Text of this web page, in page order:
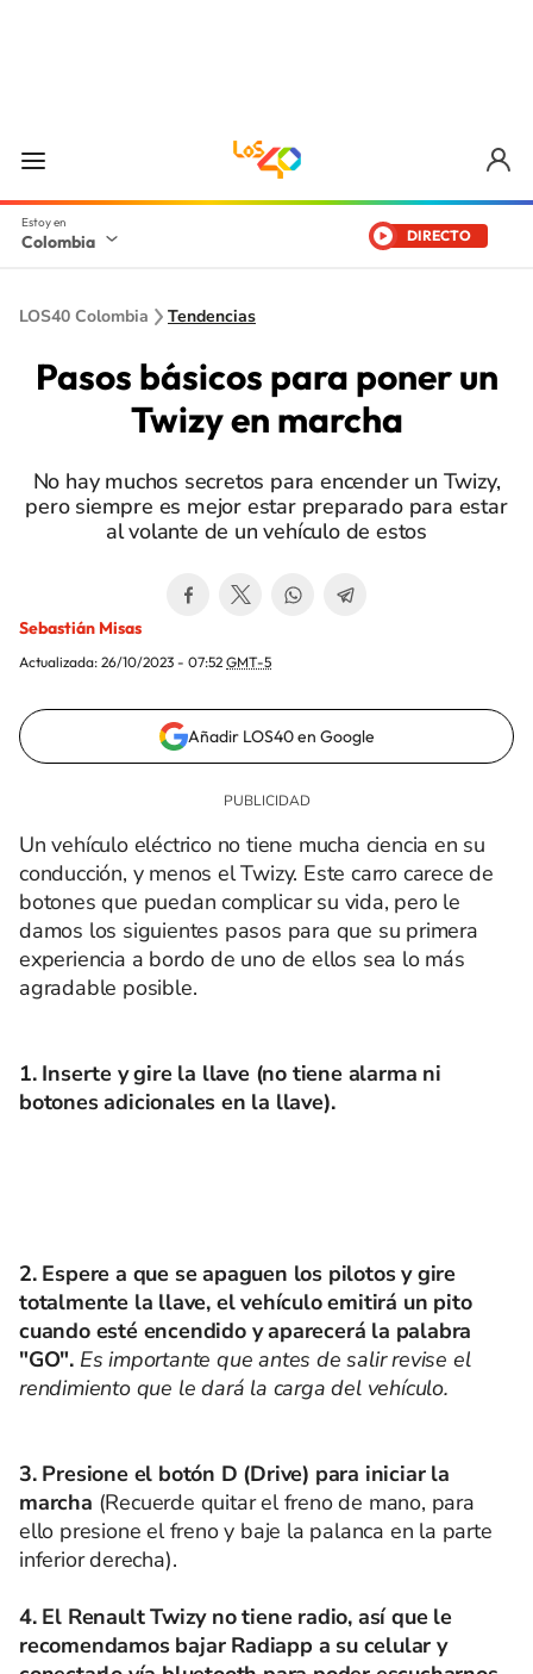
Colombia DIRECTO
LOS40 Colombia Tendencias
Pasos básicos para poner un
Twizy en marcha
No hay muchos secretos para encender un Twizy,
pero siempre es mejor estar preparado para estar
al volante de un vehículo de estos
Sebastián Misas
Actualizada: 26/10/2023 - 07:52 GMT-5
Añadir LOS40 en Google
Un vehículo eléctrico no tiene mucha ciencia en su
conducción, y menos el Twizy. Este carro carece de
botones que puedan complicar su vida, pero le
damos los siguientes pasos para que su primera
experiencia a bordo de uno de ellos sea lo más
agradable posible.
1. Inserte y gire la llave (no tiene alarma ni
botones adicionales en la llave).
2. Espere a que se apaguen los pilotos y gire
totalmente la llave, el vehículo emitirá un pito
cuando esté encendido y aparecerá la palabra
"GO". Es importante que antes de salir revise el
rendimiento que le dará la carga del vehículo.
3. Presione el botón D (Drive) para iniciar la
marcha (Recuerde quitar el freno de mano, para
ello presione el freno y baje la palanca en la parte
inferior derecha).
4. El Renault Twizy no tiene radio, así que le
recomendamos bajar Radiapp a su celular y